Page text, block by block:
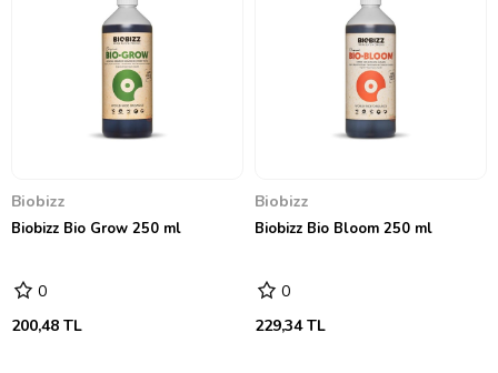
Biobizz
Biobizz Bio Grow 250 ml
0
200,48 TL
Biobizz
Biobizz Bio Bloom 250 ml
0
229,34 TL